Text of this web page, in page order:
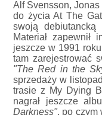
Alf Svensson,
do życia At The
swoją debiutancką
Materiał
jeszcze w 1991
tam zarejestrować
"The Red in the
sprzedaży w
trasie z My Dying
nagrał jeszcze
Darkness", po czym